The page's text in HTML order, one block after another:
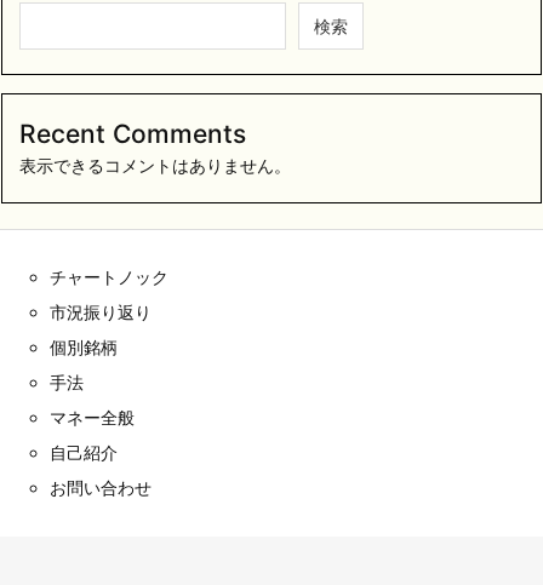
検索
Recent Comments
表示できるコメントはありません。
チャートノック
市況振り返り
個別銘柄
手法
マネー全般
自己紹介
お問い合わせ